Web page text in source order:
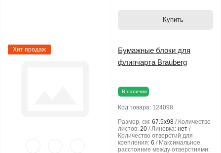
Купить
Хит продаж
Бумажные блоки для
флипчарта Brauberg
В наличии
Код товара: 124098
Размер, см: 67.5х98
Количество
листов: 20 Линовка: нет
Количество отверстий для
крепления: 6
Максимальное
расстояние между отверстиями: